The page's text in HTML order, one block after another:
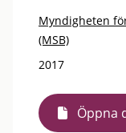
Myndigheten
(MSB)
2017
Öppna